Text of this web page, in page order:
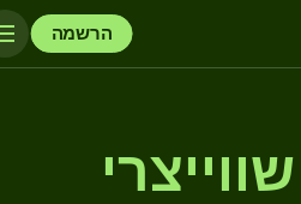
הרשמה